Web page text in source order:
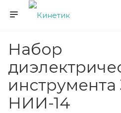
Набор
инструмента
НИИ-14